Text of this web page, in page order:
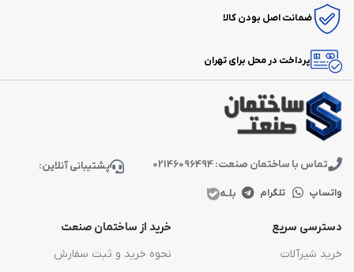
ضمانت اصل بودن کالا
پرداخت در محل برای تهران
تماس با ساختمان صنعت: 02146096494 پشتیبانی آنلاین:
واتساپ تلگرام بلـه
دسترسی سریع
خرید شیرآلات
خرید از ساختمان صنعت
نحوه خرید و ثبت سفارش